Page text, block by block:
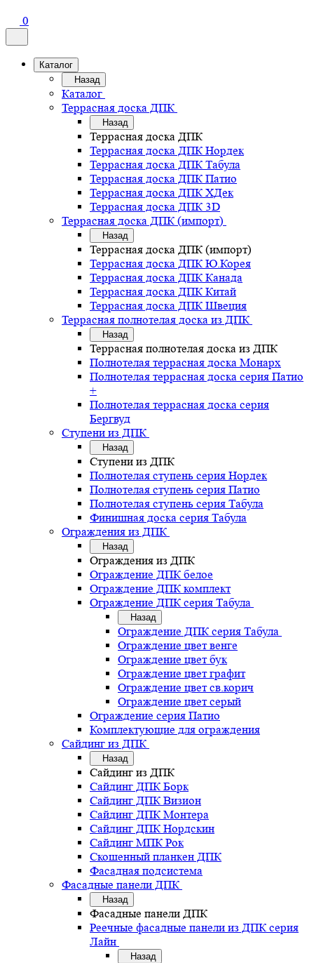
0
Каталог
Назад
Каталог
Террасная доска ДПК
Назад
Террасная доска ДПК
Террасная доска ДПК Нордек
Террасная доска ДПК Табула
Террасная доска ДПК Патио
Террасная доска ДПК ХДек
Террасная доска ДПК 3D
Террасная доска ДПК (импорт)
Назад
Террасная доска ДПК (импорт)
Террасная доска ДПК Ю.Корея
Террасная доска ДПК Канада
Террасная доска ДПК Китай
Террасная доска ДПК Швеция
Террасная полнотелая доска из ДПК
Назад
Террасная полнотелая доска из ДПК
Полнотелая террасная доска Монарх
Полнотелая террасная доска серия Патио
+
Полнотелая террасная доска серия
Бергвуд
Ступени из ДПК
Назад
Ступени из ДПК
Полнотелая ступень серия Нордек
Полнотелая ступень серия Патио
Полнотелая ступень серия Табула
Финишная доска серия Табула
Ограждения из ДПК
Назад
Ограждения из ДПК
Ограждение ДПК белое
Ограждение ДПК комплект
Ограждение ДПК серия Табула
Назад
Ограждение ДПК серия Табула
Ограждение цвет венге
Ограждение цвет бук
Ограждение цвет графит
Ограждение цвет св.корич
Ограждение цвет серый
Ограждение серия Патио
Комплектующие для ограждения
Сайдинг из ДПК
Назад
Сайдинг из ДПК
Сайдинг ДПК Борк
Сайдинг ДПК Визион
Сайдинг ДПК Монтера
Сайдинг ДПК Нордскин
Сайдинг МПК Рок
Скошенный планкен ДПК
Фасадная подсистема
Фасадные панели ДПК
Назад
Фасадные панели ДПК
Реечные фасадные панели из ДПК серия
Лайн
Назад